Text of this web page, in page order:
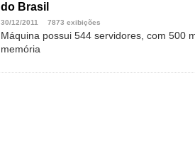
do Brasil
30/12/2011 7873 exibições
Máquina possui 544 servidores, com 500
memória